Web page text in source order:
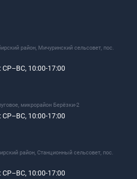
район, Мичуринский сельсовет, пос.
СР–ВС, 10:00-17:00
микрорайон Берёзки-2
СР–ВС, 10:00-17:00
район, Станционный сельсовет, пос.
СР–ВС, 10:00-17:00